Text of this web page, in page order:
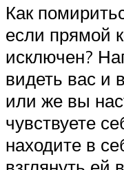
Как
если прямой
исключен?
видеть вас и
или же вы
чувствуете
находите в